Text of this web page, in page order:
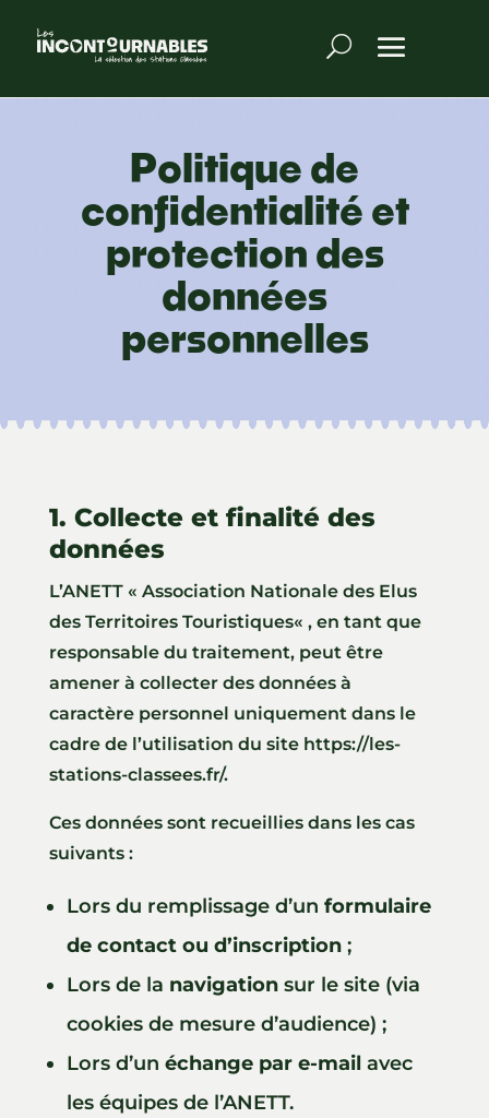
Politique de
confidentialité et
protection des
données
personnelles
1. Collecte et finalité des
données
L’ANETT « Association Nationale des Elus
des Territoires Touristiques« , en tant que
responsable du traitement, peut être
amener à collecter des données à
caractère personnel uniquement dans le
cadre de l’utilisation du sitehttps://les-
stations-classees.fr/.
Ces données sont recueillies dans les cas
suivants :
Lors du remplissage d’un formulaire
de contact ou d’inscription;
Lors de la navigationsur le site (via
cookies de mesure d’audience) ;
Lors d’un échange par e-mail avec
les équipes de l’ANETT.